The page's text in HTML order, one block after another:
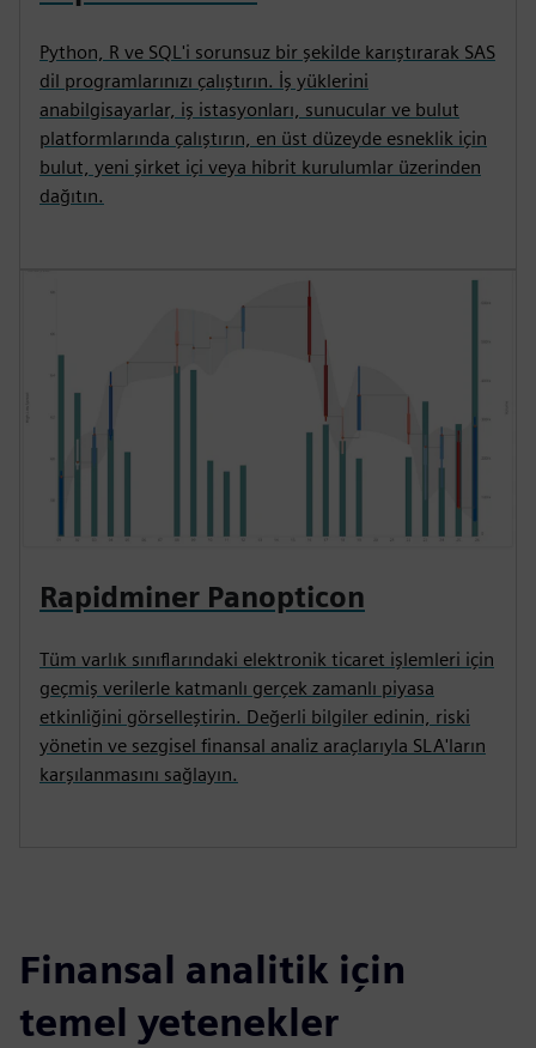
Python, R ve SQL'i sorunsuz bir şekilde karıştırarak SAS
dil programlarınızı çalıştırın. İş yüklerini
anabilgisayarlar, iş istasyonları, sunucular ve bulut
platformlarında çalıştırın, en üst düzeyde esneklik için
bulut, yeni şirket içi veya hibrit kurulumlar üzerinden
dağıtın.
Rapidminer Panopticon
Tüm varlık sınıflarındaki elektronik ticaret işlemleri için
geçmiş verilerle katmanlı gerçek zamanlı piyasa
etkinliğini görselleştirin. Değerli bilgiler edinin, riski
yönetin ve sezgisel finansal analiz araçlarıyla SLA'ların
karşılanmasını sağlayın.
Finansal analitik için
temel yetenekler